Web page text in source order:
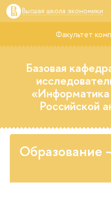
Высшая школа экономики
Факультет
Базовая
Российской
Образование